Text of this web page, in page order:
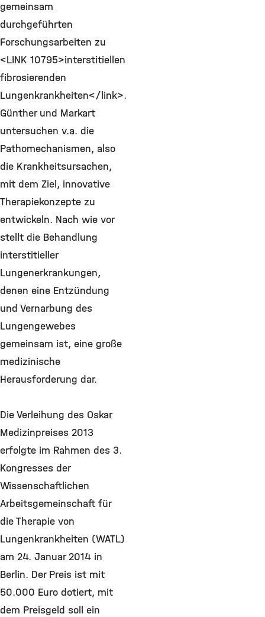
gemeinsam
durchgeführten
Forschungsarbeiten zu
<LINK 10795>interstitiellen
fibrosierenden
Lungenkrankheiten</link>.
Günther und Markart
untersuchen v.a. die
Pathomechanismen, also
die Krankheitsursachen,
mit dem Ziel, innovative
Therapiekonzepte zu
entwickeln. Nach wie vor
stellt die Behandlung
interstitieller
Lungenerkrankungen,
denen eine Entzündung
und Vernarbung des
Lungengewebes
gemeinsam ist, eine große
medizinische
Herausforderung dar.
Die Verleihung des Oskar
Medizinpreises 2013
erfolgte im Rahmen des 3.
Kongresses der
Wissenschaftlichen
Arbeitsgemeinschaft für
die Therapie von
Lungenkrankheiten (WATL)
am 24. Januar 2014 in
Berlin. Der Preis ist mit
50.000 Euro dotiert, mit
dem Preisgeld soll ein